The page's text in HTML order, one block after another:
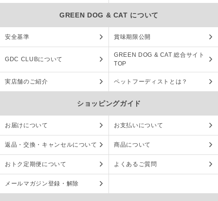
GREEN DOG & CAT について
安全基準 賞味期限公開
GDC CLUBについて
GREEN DOG & CAT 総合サイト
TOP
実店舗のご紹介 ペットフーディストとは？
ショッピングガイド
お届けについて お支払いについて
返品・交換・キャンセルについて 商品について
おトク定期便について よくあるご質問
メールマガジン登録・解除